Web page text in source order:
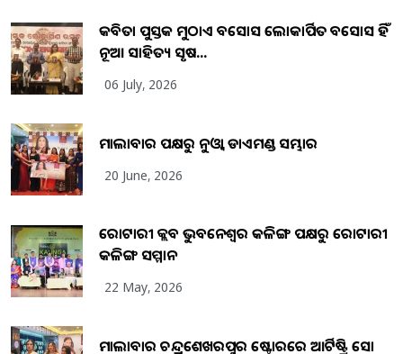
କବିତା ପୁସ୍ତକ ମୁଠାଏ ଅବସୋସ ଲୋକାର୍ପିତ ଅବସୋସ ହିଁ
ନୂଆ ସାହିତ୍ୟ ସୃଷ...
06 July, 2026
ମାଲାବାର ପକ୍ଷରୁ ନୁଓ୍ବା ଡାଏମଣ୍ଡ ସମ୍ଭାର
20 June, 2026
ରୋଟାରୀ କ୍ଲବ ଭୁବନେଶ୍ୱର କଳିଙ୍ଗ ପକ୍ଷରୁ ରୋଟାରୀ
କଳିଙ୍ଗ ସମ୍ମାନ
22 May, 2026
ମାଲାବାର ଚନ୍ଦ୍ରଶେଖରପୁର ଷ୍ଟୋରରେ ଆର୍ଟିଷ୍ଟ୍ରି ସୋ